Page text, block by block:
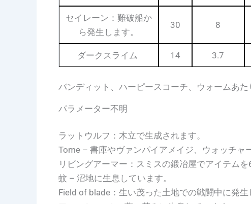
セイレーン：難破船か
ら発生します。
30 8
ダークスライム 14 3.7
バンディット、ハーピースコーチ、ウォームあ
パラメーター不明
ラットウルフ：木立で生成されます。
Tome – 書庫やヴァンパイアメイジ、ウォッチャ
リビングアーマー：スミスの鍛冶屋でアイテム
蚊 – 沼地に生息しています。
Field of blade：生い茂った土地での戦闘中に発生